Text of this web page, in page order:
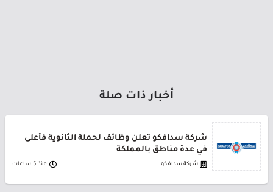
أخبار ذات صلة
شركة سدافكو تعلن وظائف لحملة الثانوية فأعلى
في عدة مناطق بالمملكة
شركة سدافكو منذ 5 ساعات